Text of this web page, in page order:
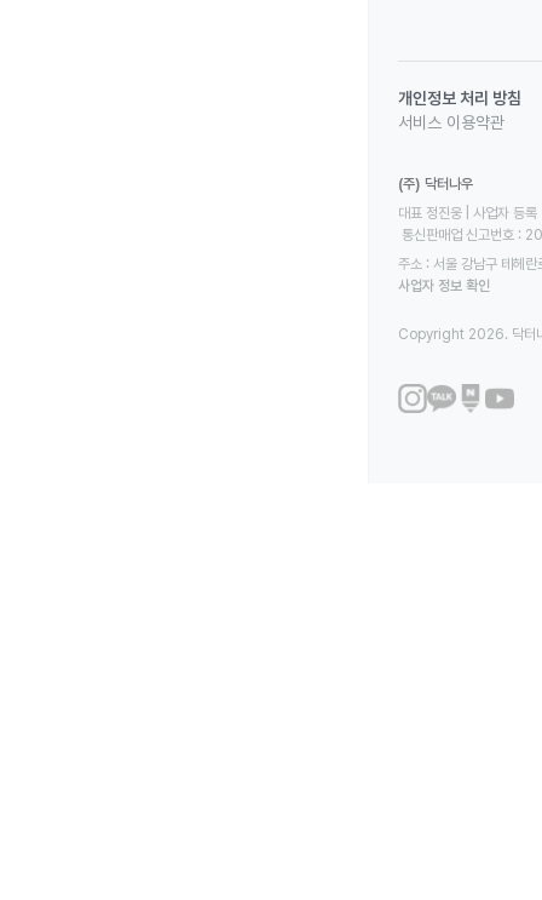
개인정보 처리 방침
서비스 이용약관
(주) 닥터나우
대표 정진웅 | 사업자
통신판매업 신고번호
주소 : 서울 강남구 테헤
사업자 정보 확인
Copyright 2026. 닥터